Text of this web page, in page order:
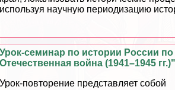
используя научную периодизацию
Урок-семинар по истории России
Отечественная война (1941–1945 гг.)"
Урок-повторение представляет собой